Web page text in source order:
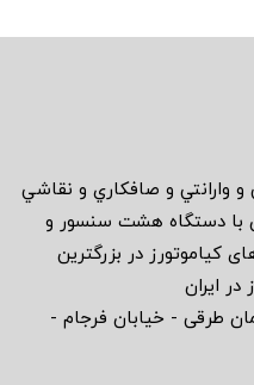
و وارانتي و صافكاري و نقاشي
با دستگاه هشت سنسور و
كياموتورز در بزرگترين
ايران
طرقى - خيابان فرجام -